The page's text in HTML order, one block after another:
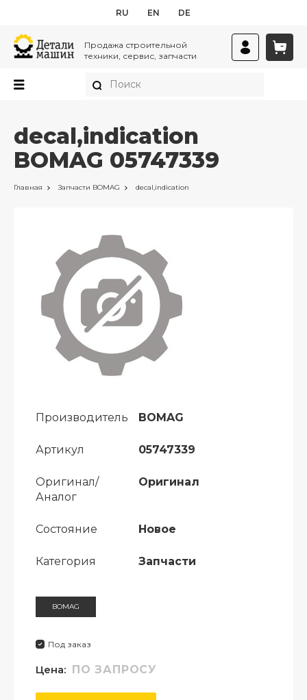
RU EN DE
Продажа строительной
техники, сервис, запчасти
decal,indication
BOMAG 05747339
Главная Запчасти BOMAG decal,indication
Производитель BOMAG
Артикул 05747339
Оригинал/
Аналог
Оригинал
Состояние Новое
Категория Запчасти
BOMAG
Под заказ
Цена: ПО ЗАПРОСУ